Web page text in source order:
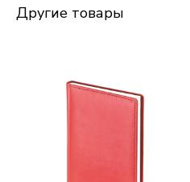
Другие товары